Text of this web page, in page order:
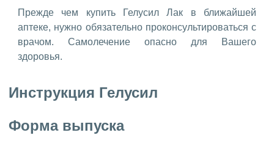
Прежде чем купить Гелусил Лак в ближайшей
аптеке, нужно обязательно проконсультироваться с
врачом. Самолечение опасно для Вашего
здоровья.
Инструкция Гелусил
Форма выпуска